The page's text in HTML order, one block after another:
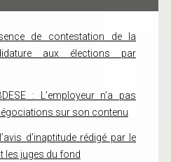
de contestation de la
aux élections par
: L’employeur n’a pas
sur son contenu
d’inaptitude rédigé par le
les juges du fond